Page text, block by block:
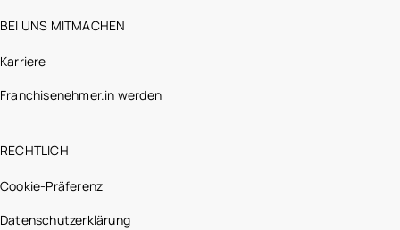
BEI UNS MITMACHEN
Karriere
Franchisenehmer.in werden
RECHTLICH
Cookie-Präferenz
Datenschutzerklärung